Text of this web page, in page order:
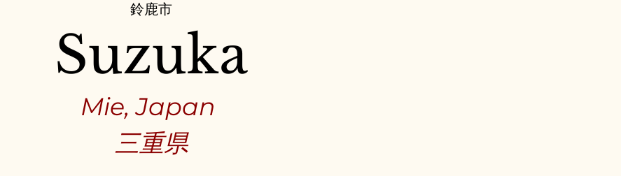
鈴鹿市
Mie, Japan
Suzuka
三重県